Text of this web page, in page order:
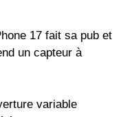
17 fait sa pub et
un capteur à
variable